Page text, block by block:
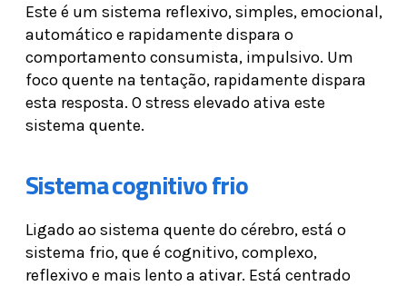
Este é um sistema reflexivo, simples, emocional,
automático e rapidamente dispara o
comportamento consumista, impulsivo. Um
foco quente na tentação, rapidamente dispara
esta resposta. O stress elevado ativa este
sistema quente.
Sistema cognitivo frio
Ligado ao sistema quente do cérebro, está o
sistema frio, que é cognitivo, complexo,
reflexivo e mais lento a ativar. Está centrado